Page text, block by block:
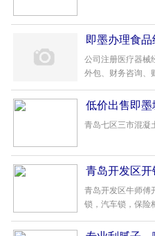
即墨办理食
公司注册医疗器械
外包、财务咨询、
低价出售即墨
青岛七区三市混凝
青岛开发区
青岛开发区牛师傅
锁，汽车锁，保险